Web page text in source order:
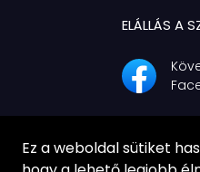
ELÁLLÁS A
Ez a weboldal sütiket